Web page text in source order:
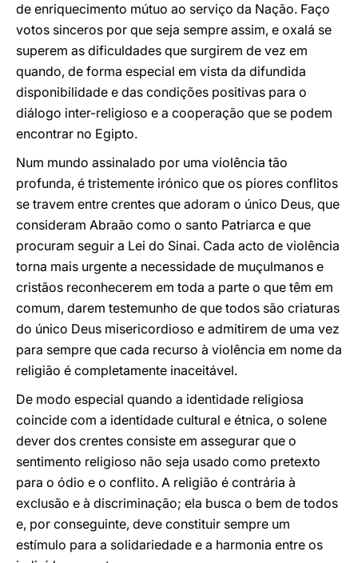
de enriquecimento mútuo ao serviço da Nação. Faço
votos sinceros por que seja sempre assim, e oxalá se
superem as dificuldades que surgirem de vez em
quando, de forma especial em vista da difundida
disponibilidade e das condições positivas para o
diálogo inter-religioso e a cooperação que se podem
encontrar no Egipto.
Num mundo assinalado por uma violência tão
profunda, é tristemente irónico que os piores conflitos
se travem entre crentes que adoram o único Deus, que
consideram Abraão como o santo Patriarca e que
procuram seguir a Lei do Sinai. Cada acto de violência
torna mais urgente a necessidade de muçulmanos e
cristãos reconhecerem em toda a parte o que têm em
comum, darem testemunho de que todos são criaturas
do único Deus misericordioso e admitirem de uma vez
para sempre que cada recurso à violência em nome da
religião é completamente inaceitável.
De modo especial quando a identidade religiosa
coincide com a identidade cultural e étnica, o solene
dever dos crentes consiste em assegurar que o
sentimento religioso não seja usado como pretexto
para o ódio e o conflito. A religião é contrária à
exclusão e à discriminação; ela busca o bem de todos
e, por conseguinte, deve constituir sempre um
estímulo para a solidariedade e a harmonia entre os